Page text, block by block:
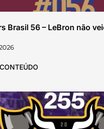
Brasil 56 – LeBron não